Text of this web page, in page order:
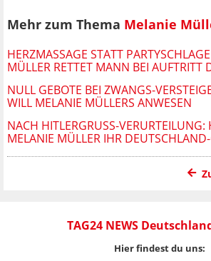
Mehr zum Thema Melanie
HERZMASSAGE STATT
MÜLLER RETTET MANN BEI AUFTRITT
NULL GEBOTE BEI ZWANGS-
WILL MELANIE MÜLLERS ANWESEN
NACH HITLERGRUSS-VERURTEILUNG:
ELANIE MÜLLER IHR DEUTSCHLAND-
TAG24 NEWS
Hier findest du uns: